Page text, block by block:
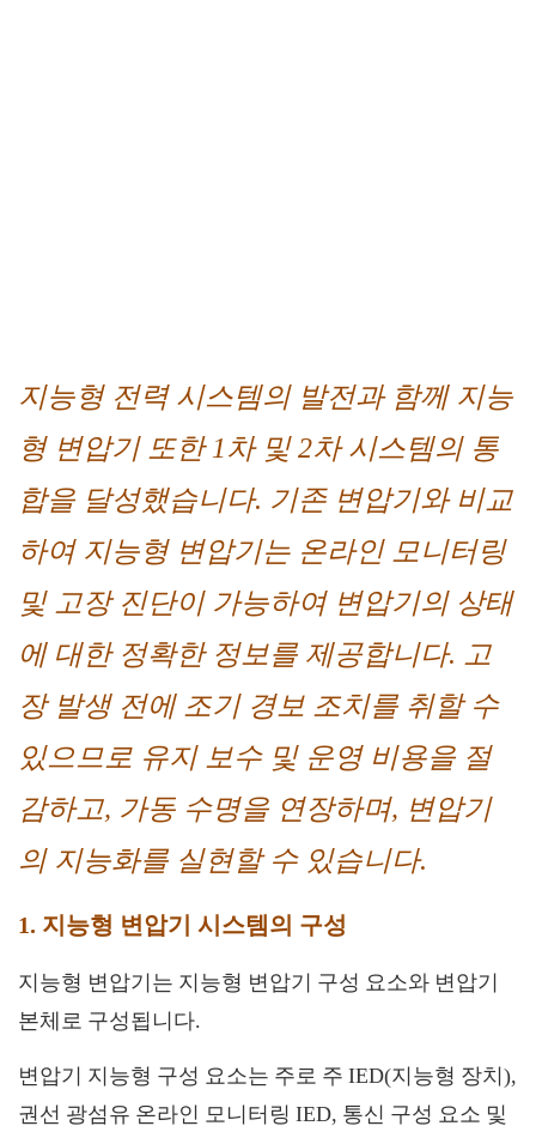
지능형 전력 시스템의 발전과 함께 지능
형 변압기 또한 1차 및 2차 시스템의 통
합을 달성했습니다. 기존 변압기와 비교
하여 지능형 변압기는 온라인 모니터링
및 고장 진단이 가능하여 변압기의 상태
에 대한 정확한 정보를 제공합니다. 고
장 발생 전에 조기 경보 조치를 취할 수
있으므로 유지 보수 및 운영 비용을 절
감하고, 가동 수명을 연장하며, 변압기
의 지능화를 실현할 수 있습니다.
1. 지능형 변압기 시스템의 구성
지능형 변압기는 지능형 변압기 구성 요소와 변압기
본체로 구성됩니다.
변압기 지능형 구성 요소는 주로 주 IED(지능형 장치),
권선 광섬유 온라인 모니터링 IED, 통신 구성 요소 및